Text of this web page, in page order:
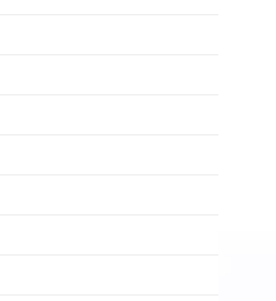
下载专区
馆史概况
历任馆长一览表
捐赠
仙林新馆建设概况